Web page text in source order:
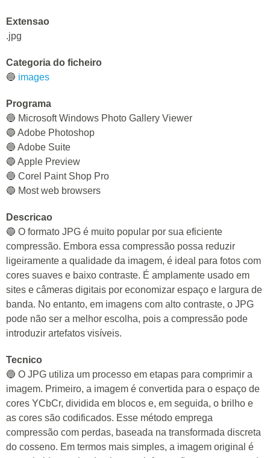
Extensao
.jpg
Categoria do ficheiro
🔵 images
Programa
🔵 Microsoft Windows Photo Gallery Viewer
🔵 Adobe Photoshop
🔵 Adobe Suite
🔵 Apple Preview
🔵 Corel Paint Shop Pro
🔵 Most web browsers
Descricao
🔵 O formato JPG é muito popular por sua eficiente
compressão. Embora essa compressão possa reduzir
ligeiramente a qualidade da imagem, é ideal para fotos com
cores suaves e baixo contraste. É amplamente usado em
sites e câmeras digitais por economizar espaço e largura de
banda. No entanto, em imagens com alto contraste, o JPG
pode não ser a melhor escolha, pois a compressão pode
introduzir artefatos visíveis.
Tecnico
🔵 O JPG utiliza um processo em etapas para comprimir a
imagem. Primeiro, a imagem é convertida para o espaço de
cores YCbCr, dividida em blocos e, em seguida, o brilho e
as cores são codificados. Esse método emprega
compressão com perdas, baseada na transformada discreta
do cosseno. Em termos mais simples, a imagem original é